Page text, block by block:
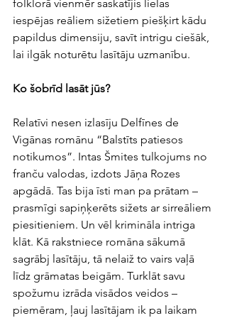
folklorā vienmēr saskatījis lielas
iespējas reāliem sižetiem piešķirt kādu
papildus dimensiju, savīt intrigu ciešāk,
lai ilgāk noturētu lasītāju uzmanību.
Ko šobrīd lasāt jūs?
Relatīvi nesen izlasīju Delfīnes de
Vigānas romānu “Balstīts patiesos
notikumos”. Intas Šmites tulkojums no
franču valodas, izdots Jāņa Rozes
apgādā. Tas bija īsti man pa prātam –
prasmīgi sapiņķerēts sižets ar sirreāliem
piesitieniem. Un vēl krimināla intriga
klāt. Kā rakstniece romāna sākumā
sagrābj lasītāju, tā nelaiž to vairs vaļā
līdz grāmatas beigām. Turklāt savu
spožumu izrāda visādos veidos –
piemēram, ļauj lasītājam ik pa laikam